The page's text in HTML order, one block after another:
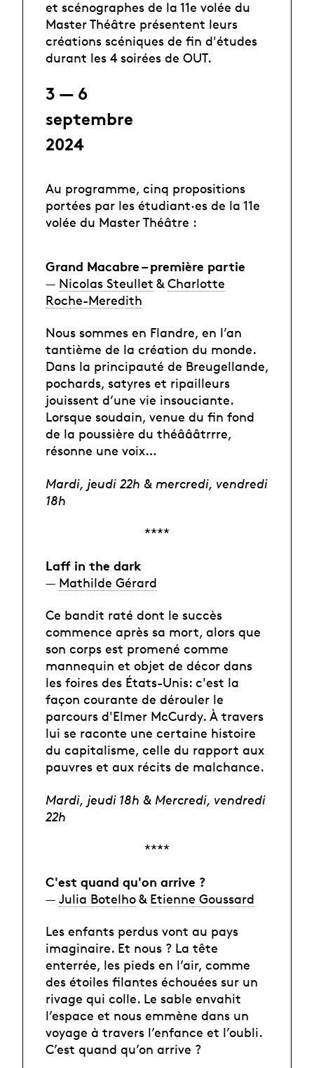
et scénographes de la 11e volée du
Master Théâtre présentent leurs
créations scéniques de fin d'études
durant les 4 soirées de OUT.
3 — 6
septembre
2024
Au programme, cinq propositions
portées par les étudiant·es de la 11e
volée du Master Théâtre :
Grand Macabre – première partie
— Nicolas Steullet & Charlotte
Roche-Meredith
Nous sommes en Flandre, en l’an
tantième de la création du monde.
Dans la principauté de Breugellande,
pochards, satyres et ripailleurs
jouissent d’une vie insouciante.
Lorsque soudain, venue du fin fond
de la poussière du théâââtrrre,
résonne une voix…
Mardi, jeudi 22h & mercredi, vendredi
18h
****
Laff in the dark
— Mathilde Gérard
Ce bandit raté dont le succès
commence après sa mort, alors que
son corps est promené comme
mannequin et objet de décor dans
les foires des États-Unis: c'est la
façon courante de dérouler le
parcours d'Elmer McCurdy. À travers
lui se raconte une certaine histoire
du capitalisme, celle du rapport aux
pauvres et aux récits de malchance.
Mardi, jeudi 18h & Mercredi, vendredi
22h
****
C'est quand qu'on arrive ?
— Julia Botelho& Etienne Goussard
Les enfants perdus vont au pays
imaginaire. Et nous ? La tête
enterrée, les pieds en l’air, comme
des étoiles filantes échouées sur un
rivage qui colle. Le sable envahit
l’espace et nous emmène dans un
voyage à travers l’enfance et l’oubli.
C’est quand qu’on arrive ?